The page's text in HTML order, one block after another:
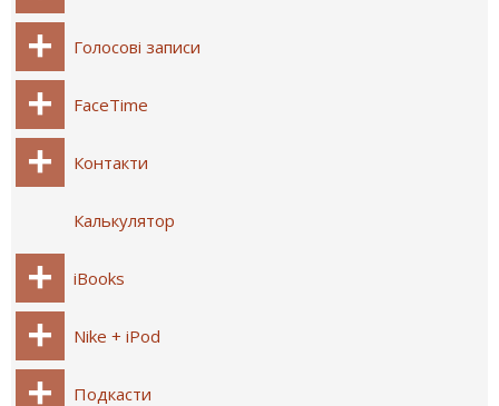
Голосові записи
FaceTime
Контакти
Калькулятор
iBooks
Nike + iPod
Подкасти